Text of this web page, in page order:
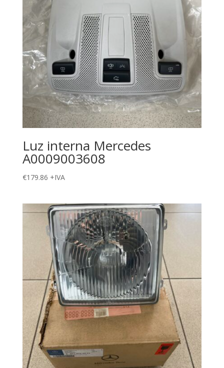
Luz interna Mercedes
A0009003608
€179.86 +IVA